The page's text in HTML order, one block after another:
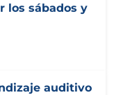
los sábados y
auditivo